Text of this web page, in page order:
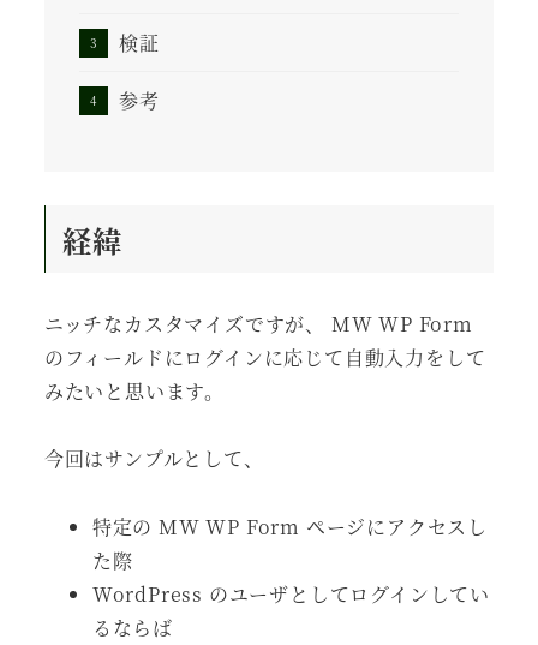
検証
参考
経緯
ニッチなカスタマイズですが、 MW WP Form
のフィールドにログインに応じて自動入力をして
みたいと思います。
今回はサンプルとして、
特定の MW WP Form ページにアクセスし
た際
WordPress のユーザとしてログインしてい
るならば